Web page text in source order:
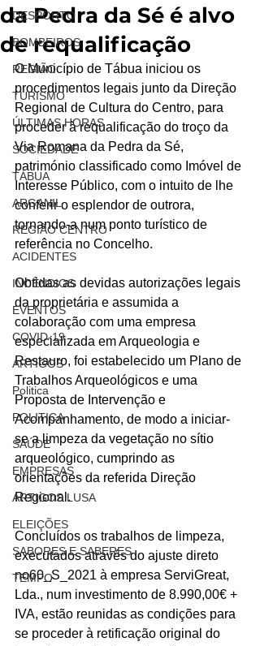
DESPORTO
BOMBEIROS
REGIÃO
TURISMO
ÚLTIMAS HORAS
SOCIEDADE
TÁBUA
ARGANIL
REGIÃO CENTRO
ACIDENTES
INCÊNDIOS
EVENTOS
COVID-19
ARTIGOS
Politica
POLITICA
SAÚDE
EMPRESAS
ARTIGOS LUSA
ELEIÇÕES
SABORES E SABERES
TEMPO
da Pedra da Sé é alvo
de requalificação
O Município de Tábua iniciou os
procedimentos legais junto da Direção
Regional de Cultura do Centro, para
proceder à requalificação do troço da
Via Romana da Pedra da Sé,
património classificado como Imóvel de
Interesse Público, com o intuito de lhe
conferir o esplendor de outrora,
tornando-a num ponto turístico de
referência no Concelho.
Obtidas as devidas autorizações legais
da proprietária e assumida a
colaboração com uma empresa
especializada em Arqueologia e
Restauro, foi estabelecido um Plano de
Trabalhos Arqueológicos e uma
Proposta de Intervenção e
Acompanhamento, de modo a iniciar-
se a limpeza da vegetação no sítio
arqueológico, cumprindo as
orientações da referida Direção
Regional.
Concluídos os trabalhos de limpeza,
executados através do ajuste direto
no60_S_2021 à empresa ServiGreat,
Lda., num investimento de 8.990,00€ +
IVA, estão reunidas as condições para
se proceder à retificação original do